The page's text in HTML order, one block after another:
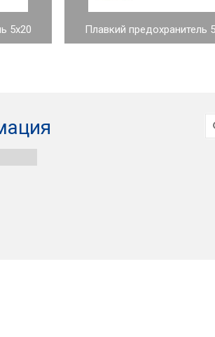
5x20 Плавкий предохранитель